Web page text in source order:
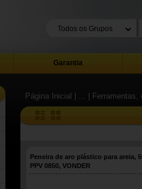
Garantia
Página Inicial | ... |
Peneira de aro plástico para areia,
PPV 0850, VONDER